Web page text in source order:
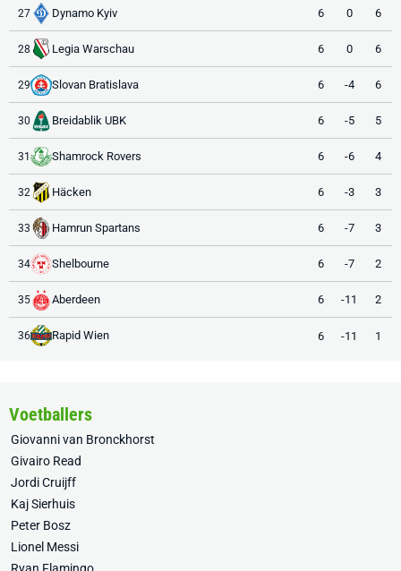
27 Dynamo Kyiv 6 0 6
28 Legia Warschau 6 0 6
29 Slovan Bratislava 6 -4 6
30 Breidablik UBK 6 -5 5
31 Shamrock Rovers 6 -6 4
32 Häcken 6 -3 3
33 Hamrun Spartans 6 -7 3
34 Shelbourne 6 -7 2
35 Aberdeen 6 -11 2
36 Rapid Wien 6 -11 1
Voetballers
Giovanni van Bronckhorst
Givairo Read
Jordi Cruijff
Kaj Sierhuis
Peter Bosz
Lionel Messi